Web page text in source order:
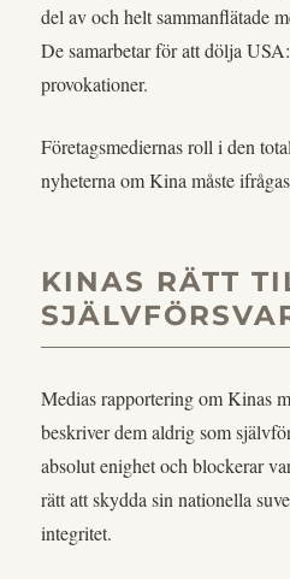
del av och helt sammanflätade
De samarbetar för att dölja
provokationer.
Företagsmediernas roll i den
nyheterna om Kina måste
KINAS RÄTT
Medias rapportering om Kinas
beskriver dem aldrig som
absolut enighet och blockerar
rätt att skydda sin nationella
integritet.